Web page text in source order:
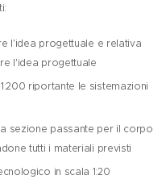
l'idea progettuale e relativa
l'idea progettuale
riportante le sistemazioni
sezione passante per il corpo
tutti i materiali previsti
in scala 1:20